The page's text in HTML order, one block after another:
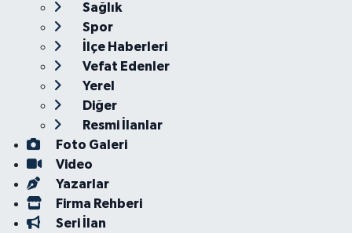
Sağlık
Spor
İlçe Haberleri
Vefat Edenler
Yerel
Diğer
Resmi İlanlar
Foto Galeri
Video
Yazarlar
Firma Rehberi
Seri İlan